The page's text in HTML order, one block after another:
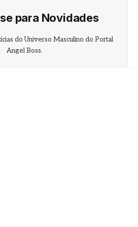
para Novidades
do Universo Masculino do Portal
Angel Boss.